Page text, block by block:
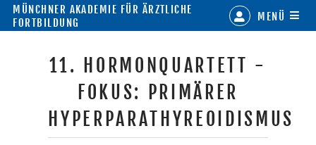
MÜNCHNER AKADEMIE FÜR ÄRZTLICHE
FORTBILDUNG
MENÜ
11. HORMONQUARTETT -
FOKUS: PRIMÄRER
HYPERPARATHYREOIDISMUS